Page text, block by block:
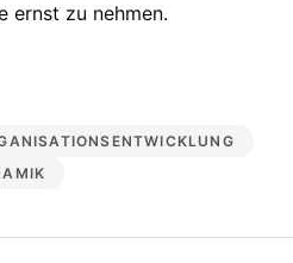
ernst zu nehmen.